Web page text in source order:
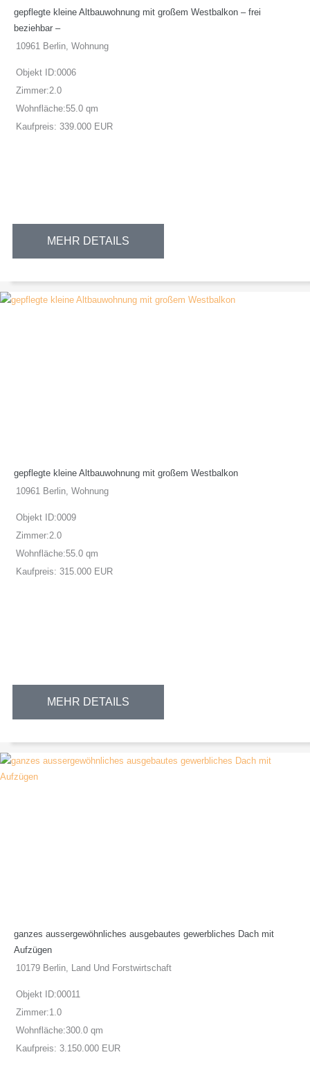
gepflegte kleine Altbauwohnung mit großem Westbalkon – frei
beziehbar –
10961 Berlin, Wohnung
Objekt ID:0006
Zimmer:2.0
Wohnfläche:55.0 qm
Kaufpreis: 339.000 EUR
MEHR DETAILS
gepflegte kleine Altbauwohnung mit großem Westbalkon
10961 Berlin, Wohnung
Objekt ID:0009
Zimmer:2.0
Wohnfläche:55.0 qm
Kaufpreis: 315.000 EUR
MEHR DETAILS
ganzes aussergewöhnliches ausgebautes gewerbliches Dach mit
Aufzügen
10179 Berlin, Land Und Forstwirtschaft
Objekt ID:00011
Zimmer:1.0
Wohnfläche:300.0 qm
Kaufpreis: 3.150.000 EUR